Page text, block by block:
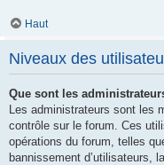
Haut
Niveaux des
Que sont les
Les administrateurs sont les
contrôle sur le forum. Ces
opérations du forum, telles
bannissement d’utilisateurs,